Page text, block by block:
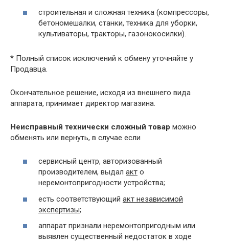
строительная и сложная техника (компрессоры,
бетономешалки, станки, техника для уборки,
культиваторы, тракторы, газонокосилки).
* Полный список исключений к обмену уточняйте у
Продавца.
Окончательное решение, исходя из внешнего вида
аппарата, принимает директор магазина.
Неисправный технически сложный товар можно
обменять или вернуть, в случае если
сервисный центр, авторизованный
производителем, выдал акт о
неремонтопригодности устройства;
есть соответствующий акт независимой
экспертизы;
аппарат признали неремонтопригодным или
выявлен существенный недостаток в ходе